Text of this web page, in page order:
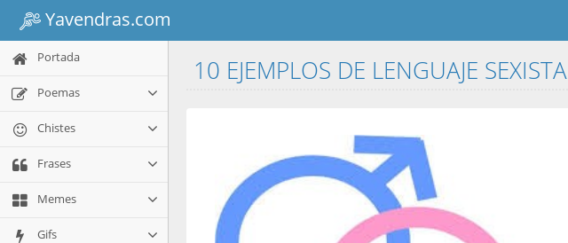
Yavendras.com
Portada
Poemas
Chistes
Frases
Memes
Gifs
10 EJEMPLOS DE LENGUAJE SEXISTA